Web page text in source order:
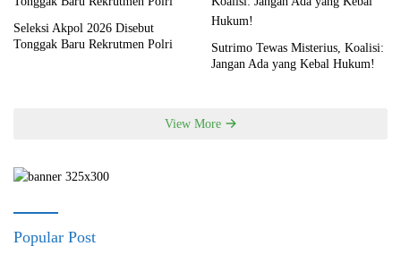
Seleksi Akpol 2026 Disebut
Tonggak Baru Rekrutmen Polri
Sutrimo Tewas Misterius, Koalisi:
Jangan Ada yang Kebal Hukum!
View More
Popular Post